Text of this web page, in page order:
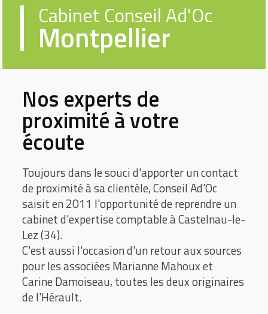
Cabinet Conseil Ad'Oc
Montpellier
Nos experts de
proximité à votre
écoute
Toujours dans le souci d'apporter un contact
de proximité à sa clientèle, Conseil Ad'Oc
saisit en 2011 l'opportunité de reprendre un
cabinet d'expertise comptable à Castelnau-le-
Lez (34).
C'est aussi l'occasion d'un retour aux sources
pour les associées Marianne Mahoux et
Carine Damoiseau, toutes les deux originaires
de l'Hérault.